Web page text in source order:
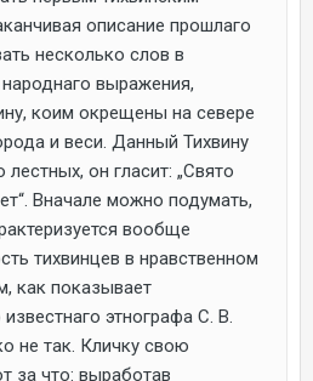
описание прошлаго
несколько слов в
выражения,
коим окрещены на севере
и веси. Данный Тихвину
он гласит: „Свято
Вначале можно подумать,
вообще
тихвинцев в нравственном
как показывает
этнографа С. В.
не так. Кличку свою
за что: выработав